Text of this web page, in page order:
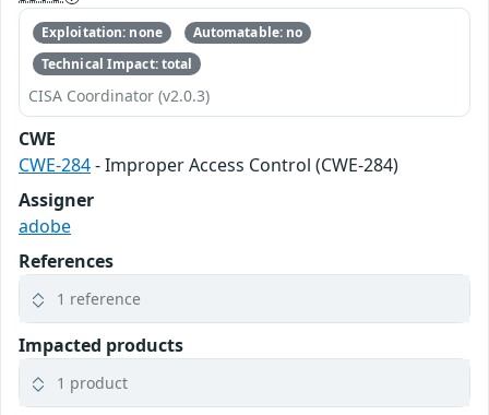
Exploitation: none
Automatable: no
Technical Impact: total
CISA Coordinator (v2.0.3)
CWE
CWE-284- Improper Access Control (CWE-284)
Assigner
adobe
References
1 reference
Impacted products
1 product